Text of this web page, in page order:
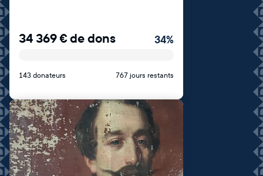
34 369€de dons 34%
143 donateurs 767 jours restants